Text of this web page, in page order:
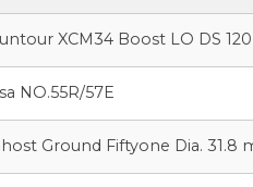
XCM34 Boost LO DS
NO.55R/57E
Ground Fiftyone Dia. 31.8